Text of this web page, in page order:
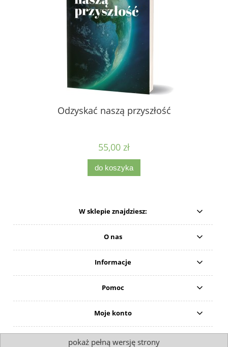
Odzyskać naszą przyszłość
55,00 zł
do koszyka
W sklepie znajdziesz:
O nas
Informacje
Pomoc
Moje konto
pokaż pełną wersję strony